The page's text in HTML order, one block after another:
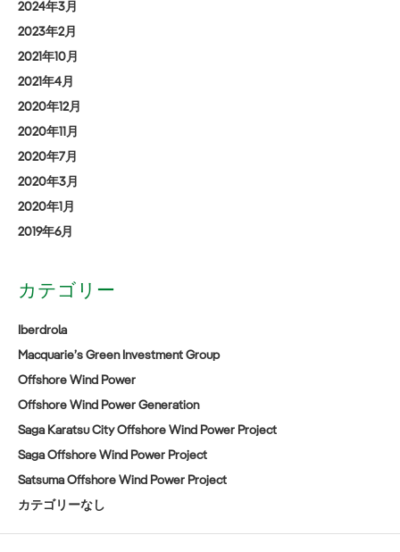
2024年3月
2023年2月
2021年10月
2021年4月
2020年12月
2020年11月
2020年7月
2020年3月
2020年1月
2019年6月
カテゴリー
Iberdrola
Macquarie’s Green Investment Group
Offshore Wind Power
Offshore Wind Power Generation
Saga Karatsu City Offshore Wind Power Project
Saga Offshore Wind Power Project
Satsuma Offshore Wind Power Project
カテゴリーなし